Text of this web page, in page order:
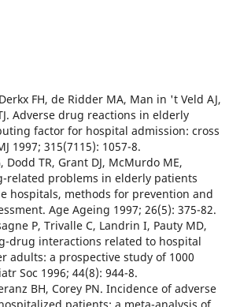
FH, de Ridder MA, Man in 't Veld AJ,
Adverse drug reactions in elderly
factor for hospital admission: cross
1997; 315(7115): 1057-8.
Dodd TR, Grant DJ, McMurdo ME,
related problems in elderly patients
hospitals, methods for prevention and
Age Ageing 1997; 26(5): 375-82.
P, Trivalle C, Landrin I, Pauty MD,
drug interactions related to hospital
adults: a prospective study of 1000
Soc 1996; 44(8): 944-8.
BH, Corey PN. Incidence of adverse